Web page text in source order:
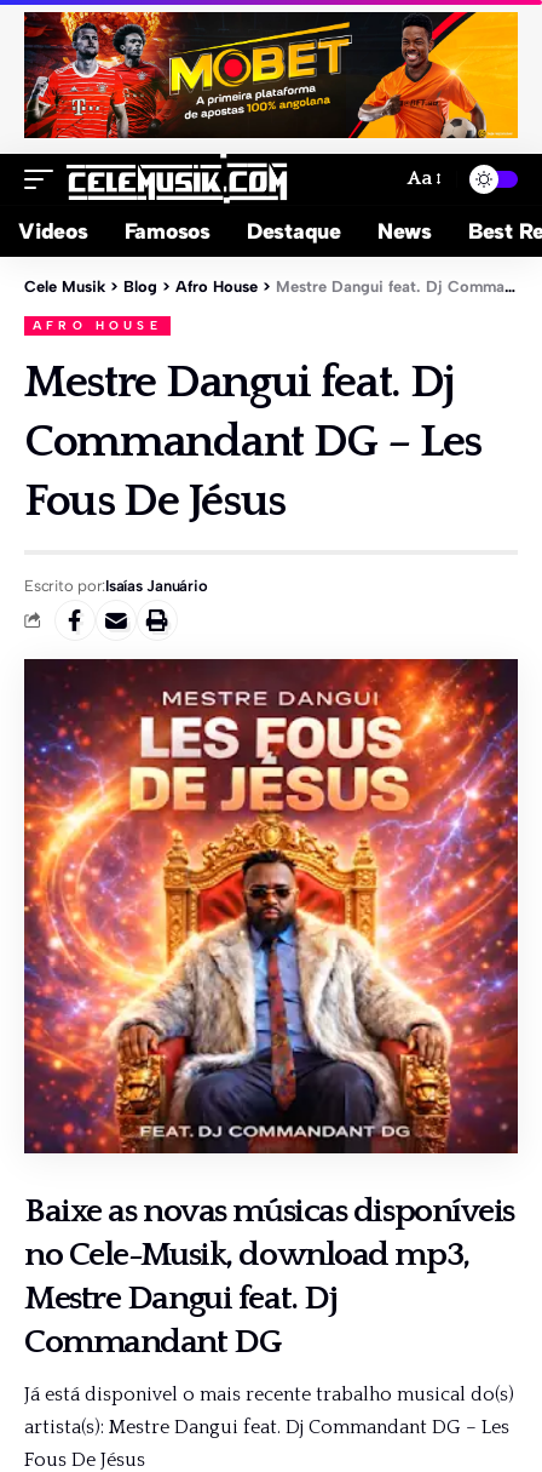
Aa
Videos Famosos Destaque News Best
Cele Musik > Blog > Afro House > Mestre Dangui feat. Dj Commandant DG – Les Fous De Jésus
AFRO HOUSE
Mestre Dangui feat. Dj
Commandant DG – Les
Fous De Jésus
Escrito por:Isaías Januário
Baixe as novas músicas disponíveis
no Cele-Musik, download mp3,
Mestre Dangui feat. Dj
Commandant DG
Já está disponivel o mais recente trabalho musical do(s)
artista(s): Mestre Dangui feat. Dj Commandant DG – Les
Fous De Jésus